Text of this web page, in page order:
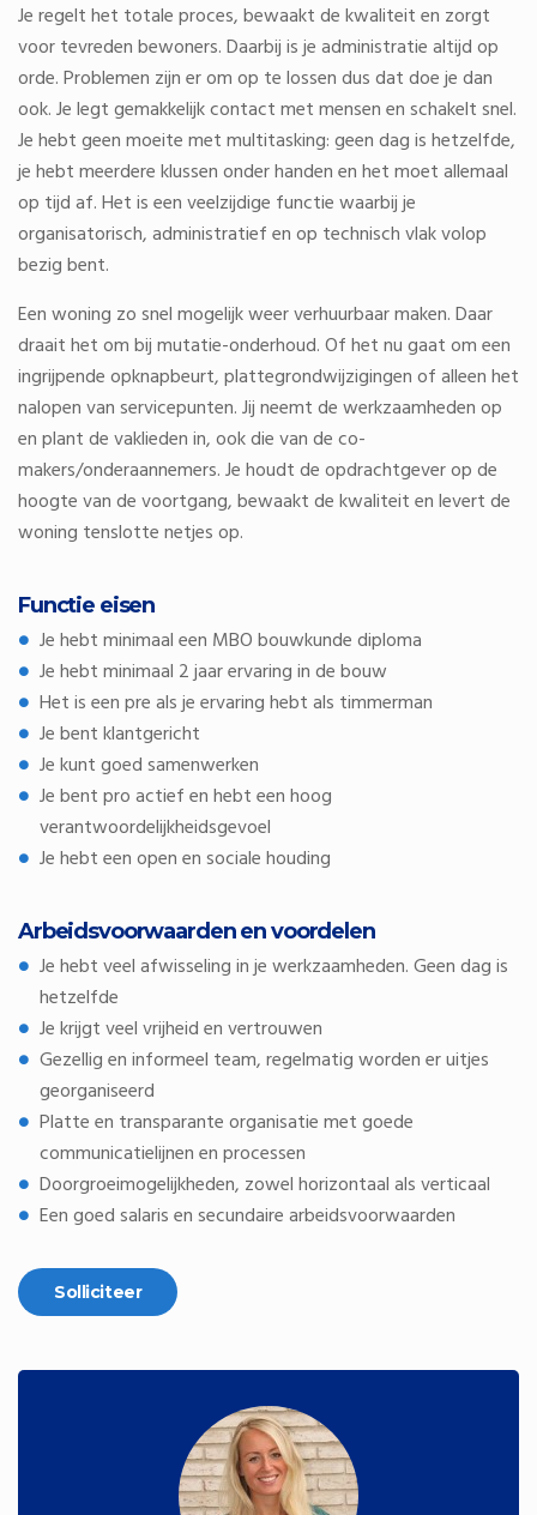
Je regelt het totale proces, bewaakt de kwaliteit en zorgt
voor tevreden bewoners. Daarbij is je administratie altijd op
orde. Problemen zijn er om op te lossen dus dat doe je dan
ook. Je legt gemakkelijk contact met mensen en schakelt snel.
Je hebt geen moeite met multitasking: geen dag is hetzelfde,
je hebt meerdere klussen onder handen en het moet allemaal
op tijd af. Het is een veelzijdige functie waarbij je
organisatorisch, administratief en op technisch vlak volop
bezig bent.
Een woning zo snel mogelijk weer verhuurbaar maken. Daar
draait het om bij mutatie-onderhoud. Of het nu gaat om een
ingrijpende opknapbeurt, plattegrondwijzigingen of alleen het
nalopen van servicepunten. Jij neemt de werkzaamheden op
en plant de vaklieden in, ook die van de co-
makers/onderaannemers. Je houdt de opdrachtgever op de
hoogte van de voortgang, bewaakt de kwaliteit en levert de
woning tenslotte netjes op.
Functie eisen
Je hebt minimaal een MBO bouwkunde diploma
Je hebt minimaal 2 jaar ervaring in de bouw
Het is een pre als je ervaring hebt als timmerman
Je bent klantgericht
Je kunt goed samenwerken
Je bent pro actief en hebt een hoog
verantwoordelijkheidsgevoel
Je hebt een open en sociale houding
Arbeidsvoorwaarden en voordelen
Je hebt veel afwisseling in je werkzaamheden. Geen dag is
hetzelfde
Je krijgt veel vrijheid en vertrouwen
Gezellig en informeel team, regelmatig worden er uitjes
georganiseerd
Platte en transparante organisatie met goede
communicatielijnen en processen
Doorgroeimogelijkheden, zowel horizontaal als verticaal
Een goed salaris en secundaire arbeidsvoorwaarden